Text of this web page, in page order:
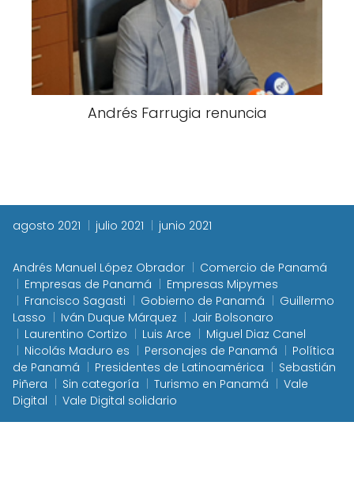
Andrés Farrugia renuncia
agosto 2021 julio 2021 junio 2021
Andrés Manuel López Obrador
Comercio de Panamá
Empresas de Panamá
Empresas Mipymes
Francisco Sagasti
Gobierno de Panamá
Guillermo
Lasso
Iván Duque Márquez
Jair Bolsonaro
Laurentino Cortizo
Luis Arce
Miguel Diaz Canel
Nicolás Maduro es
Personajes de Panamá
Política
de Panamá
Presidentes de Latinoamérica
Sebastián
Piñera
Sin categoría Turismo en Panamá
Vale
Digital
Vale Digital solidario